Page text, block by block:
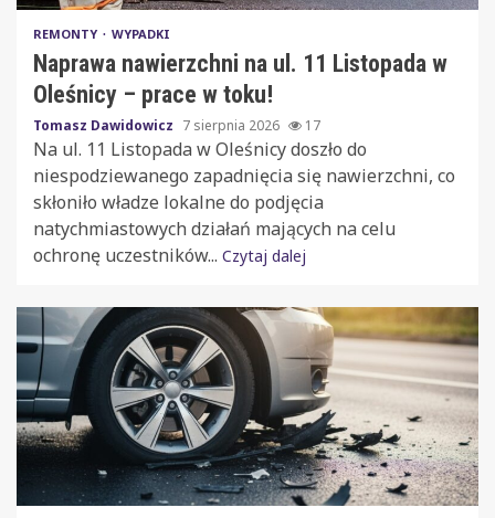
REMONTY WYPADKI
Naprawa nawierzchni na ul. 11 Listopada w
Oleśnicy – prace w toku!
Tomasz Dawidowicz 7 sierpnia 2026 17
Na ul. 11 Listopada w Oleśnicy doszło do
niespodziewanego zapadnięcia się nawierzchni, co
skłoniło władze lokalne do podjęcia
natychmiastowych działań mających na celu
ochronę uczestników... Czytaj dalej